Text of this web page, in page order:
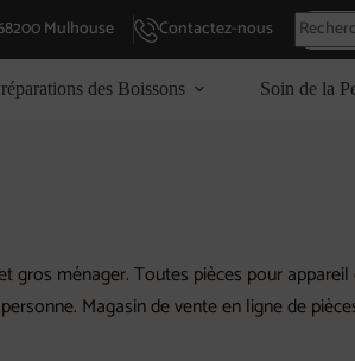
Mulhouse Contactez-nous
des Boissons Soin de la
ménager. Toutes pièces pour
Magasin de vente en ligne de